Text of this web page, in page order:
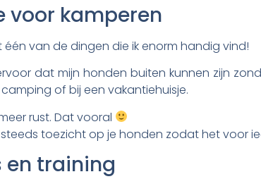
voor kamperen
van de dingen die ik enorm handig vind!
dat mijn honden buiten kunnen zijn
of bij een vakantiehuisje.
rust. Dat vooral
toezicht op je honden zodat het voor
en training